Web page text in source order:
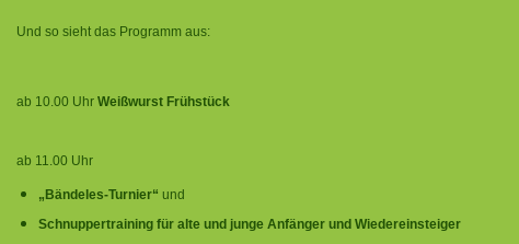
Und so sieht das Programm aus:
ab 10.00 Uhr Weißwurst Frühstück
ab 11.00 Uhr
„Bändeles-Turnier“ und
Schnuppertraining für alte und junge Anfänger und Wiedereinsteiger